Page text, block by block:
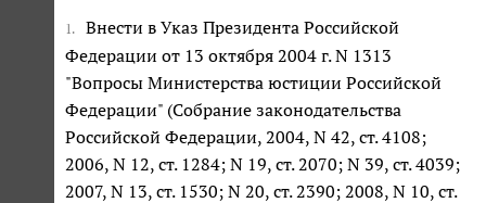
1.
Внести в Указ Президента Российской
Федерации от 13 октября 2004 г. N 1313
"Вопросы Министерства юстиции Российской
Федерации" (Собрание законодательства
Российской Федерации, 2004, N 42, ст. 4108;
2006, N 12, ст. 1284; N 19, ст. 2070; N 39, ст. 4039;
2007, N 13, ст. 1530; N 20, ст. 2390; 2008, N 10, ст.